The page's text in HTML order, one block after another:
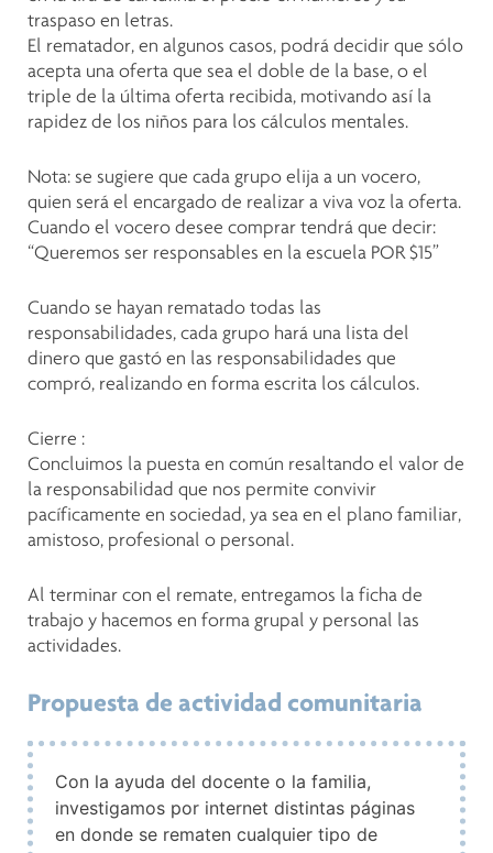
traspaso en letras.
El rematador, en algunos casos, podrá decidir que sólo
acepta una oferta que sea el doble de la base, o el
triple de la última oferta recibida, motivando así la
rapidez de los niños para los cálculos mentales.
Nota: se sugiere que cada grupo elija a un vocero,
quien será el encargado de realizar a viva voz la oferta.
Cuando el vocero desee comprar tendrá que decir:
“Queremos ser responsables en la escuela POR $15”
Cuando se hayan rematado todas las
responsabilidades, cada grupo hará una lista del
dinero que gastó en las responsabilidades que
compró, realizando en forma escrita los cálculos.
Cierre :
Concluimos la puesta en común resaltando el valor de
la responsabilidad que nos permite convivir
pacíficamente en sociedad, ya sea en el plano familiar,
amistoso, profesional o personal.
Al terminar con el remate, entregamos la ficha de
trabajo y hacemos en forma grupal y personal las
actividades.
Propuesta de actividad comunitaria
Con la ayuda del docente o la familia,
investigamos por internet distintas páginas
en donde se rematen cualquier tipo de